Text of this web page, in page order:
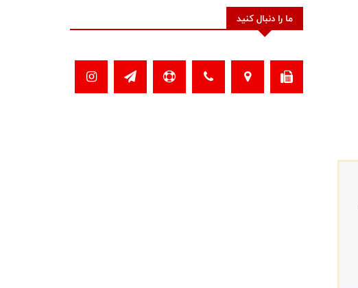
ما را دنبال کنید